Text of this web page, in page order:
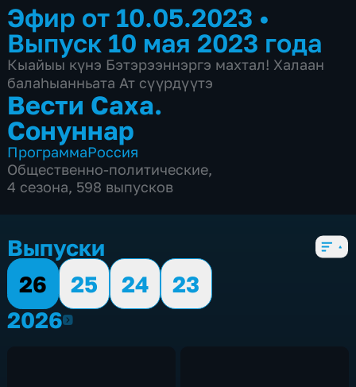
Эфир от 10.05.2023 •
Выпуск 10 мая 2023 года
Кыайыы күнэ Бэтэрээннэргэ махтал! Халаан
балаһыанньата Ат сүүрдүүтэ
Вести Саха.
Сонуннар
ПрограммаРоссия
Общественно-политические,
4 сезона, 598 выпусков
Выпуски
26
25 24
23
20262026